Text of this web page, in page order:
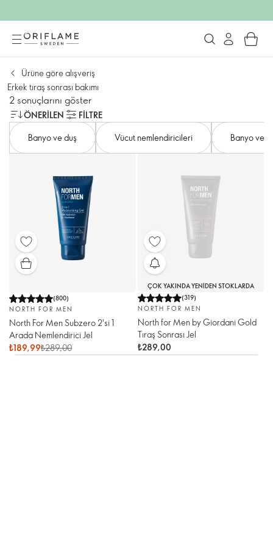
Ürüne göre alışveriş
Erkek tıraş sonrası bakımı
2 sonuçlarını göster
ÖNERILEN
FILTRE
Banyo ve duş
Vücut nemlendiricileri Banyo ve
(800)
NORTH FOR MEN
North For Men Subzero 2'si 1
Arada Nemlendirici Jel
₺189,99₺289,00
ÇOK YAKINDA YENIDEN STOKLARDA
(319)
NORTH FOR MEN
North for Men by Giordani Gold
Tıraş Sonrası Jel
₺289,00